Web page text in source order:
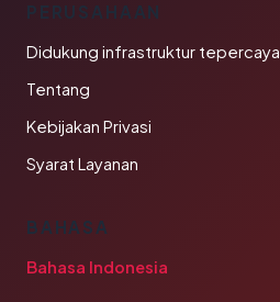
PERUSAHAAN
Didukung infrastruktur tepercaya
Tentang
Kebijakan Privasi
Syarat Layanan
BAHASA
Bahasa Indonesia